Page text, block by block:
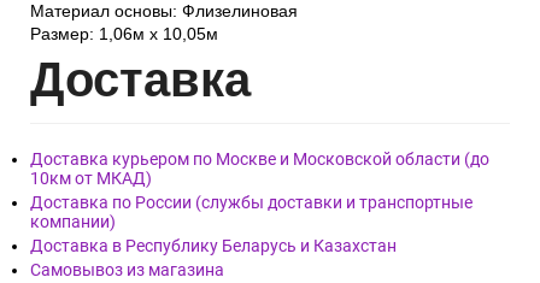
Материал основы: Флизелиновая
Размер: 1,06м х 10,05м
Доставка
Доставка курьером по Москве и Московской области (до
10км от МКАД)
Доставка по России (службы доставки и транспортные
компании)
Доставка в Республику Беларусь и Казахстан
Самовывоз из магазина